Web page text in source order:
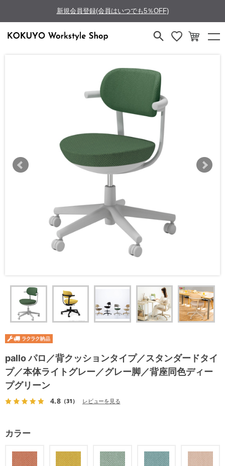
新規会員登録(会員はいつでも5％OFF)
pallo パロ／背クッションタイプ／スタンダードタイ
プ／本体ライトグレー／グレー脚／背座同色ディー
プグリーン
4.8（31） レビューを見る
カラー